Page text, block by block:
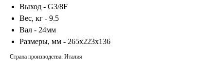
Выход - G3/8F
Вес, кг - 9.5
Вал - 24мм
Размеры, мм - 265x223x136
Страна производства: Италия